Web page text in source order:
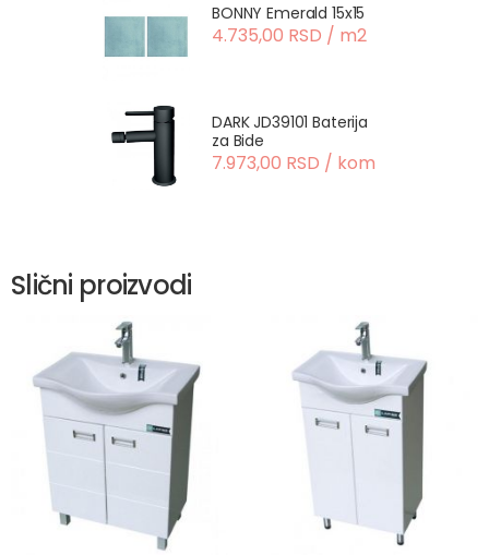
BONNY Emerald 15x15
4.735,00 RSD / m2
DARK JD39101 Baterija
za Bide
7.973,00 RSD / kom
Slični proizvodi